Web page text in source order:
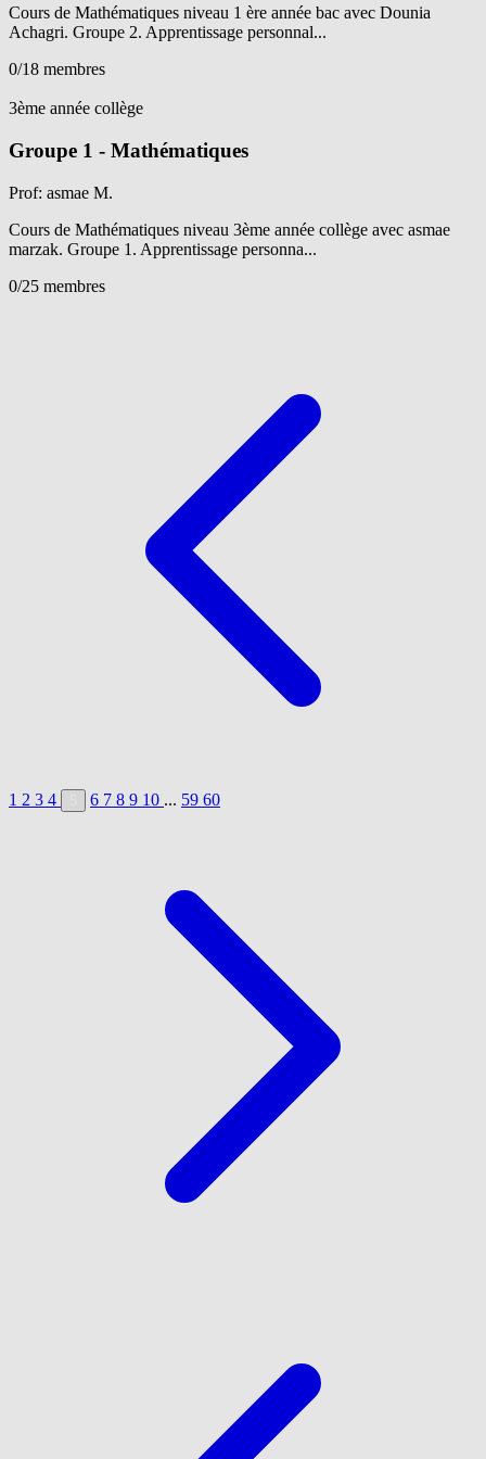
Cours de Mathématiques niveau 1 ère année bac avec Dounia
Achagri. Groupe 2. Apprentissage personnal...
0/18 membres
3ème année collège
Groupe 1 - Mathématiques
Prof: asmae M.
Cours de Mathématiques niveau 3ème année collège avec asmae
marzak. Groupe 1. Apprentissage personna...
0/25 membres
1 2 3 4 6 7 8 9 10 ... 59 60